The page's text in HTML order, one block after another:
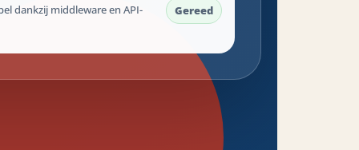
dankzij middleware en API- Gereed